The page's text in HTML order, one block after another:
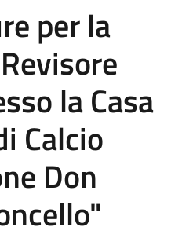
per la
la Casa
Calcio
Don